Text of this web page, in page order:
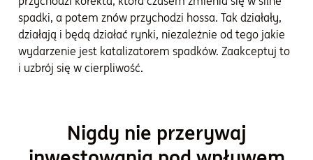
spadki, a potem znów przychodzi hossa. Tak działały,
działają i będą działać rynki, niezależnie od tego jakie
wydarzenie jest katalizatorem spadków. Zaakceptuj to
i uzbrój się w cierpliwość.
Nigdy nie przerywaj